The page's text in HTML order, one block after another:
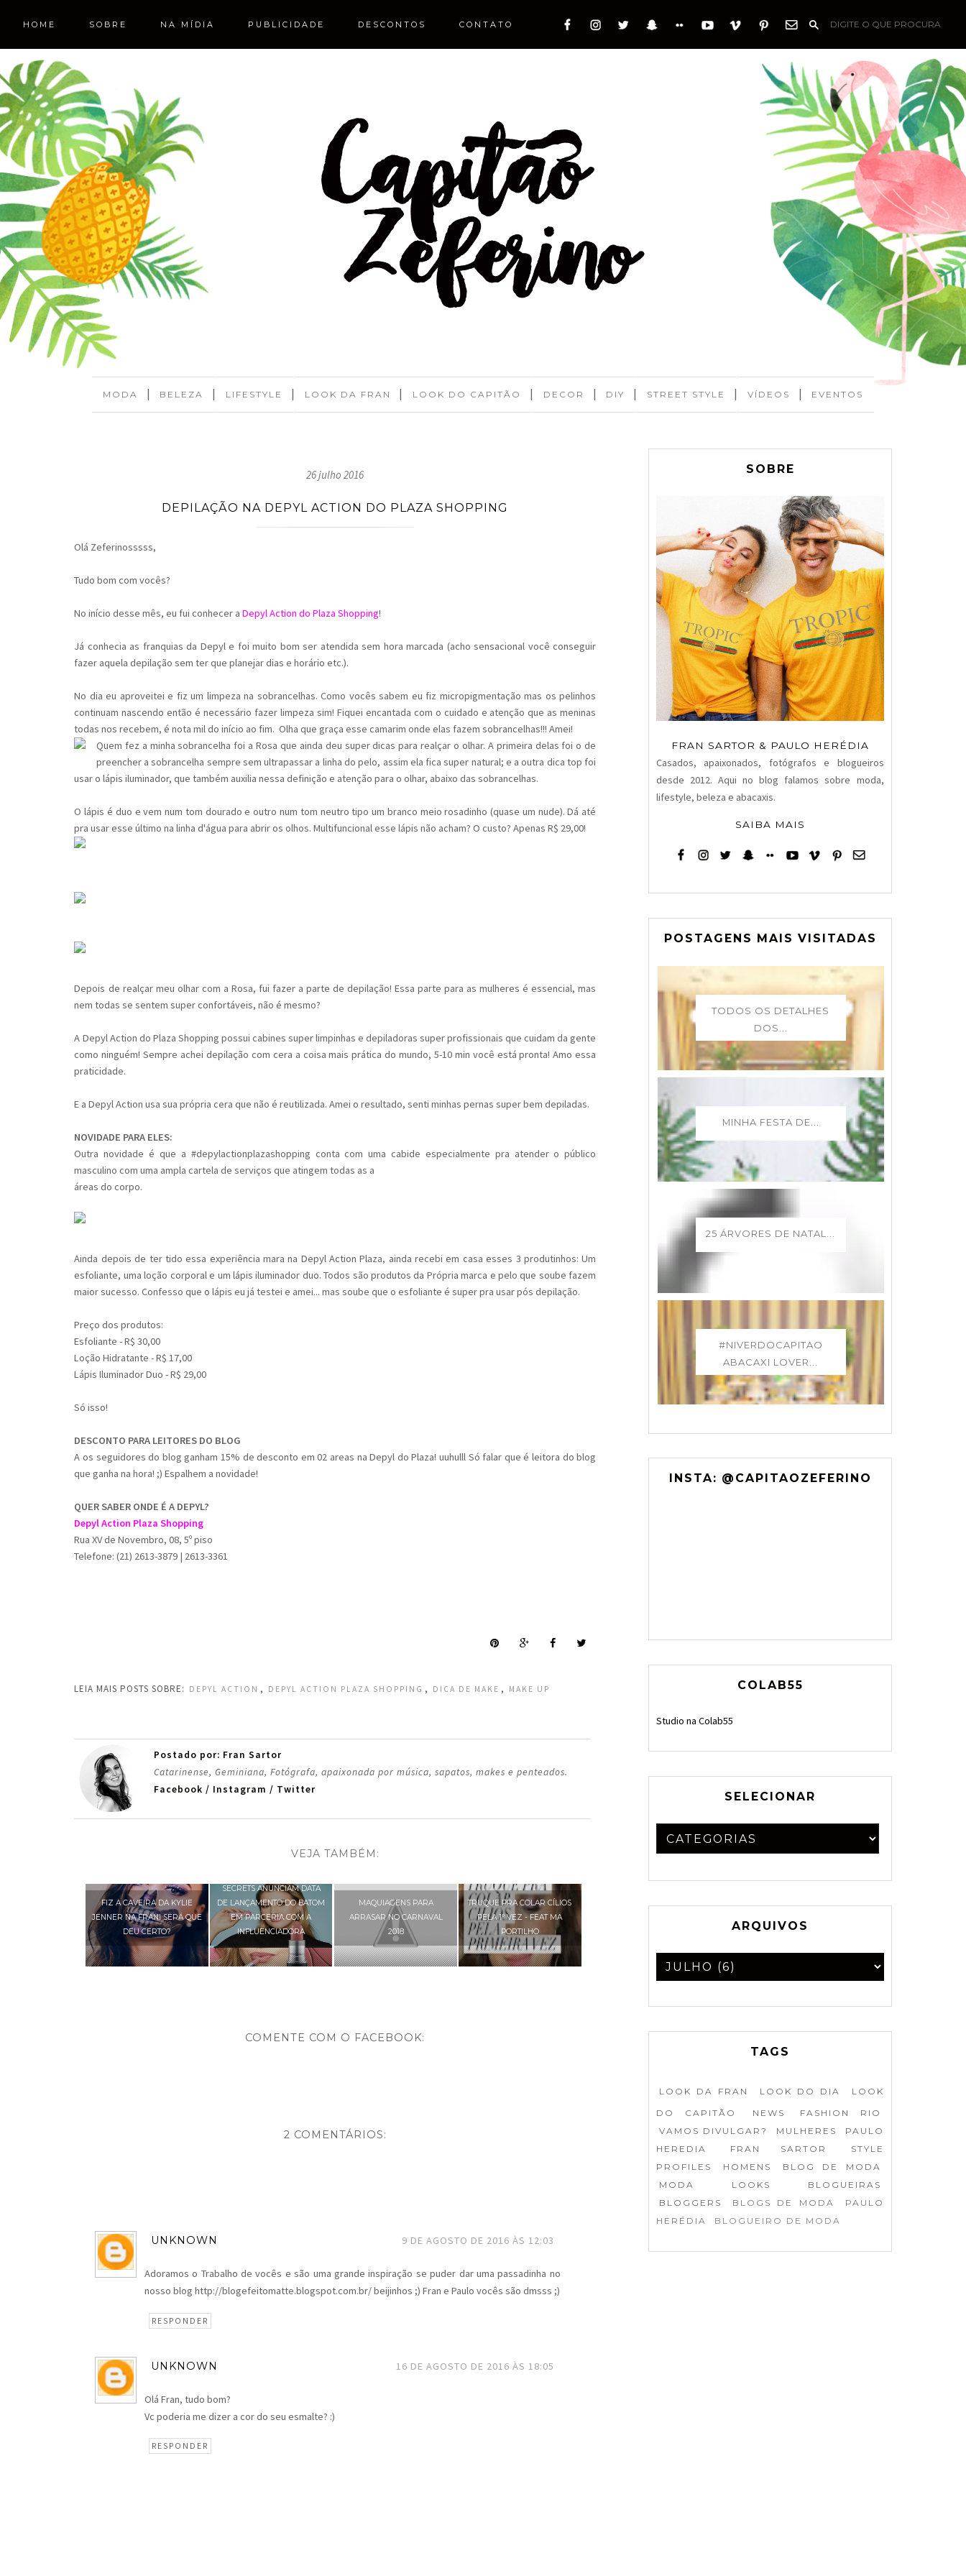
MODA | BELEZA | LIFESTYLE | LOOK DA FRAN | LOOK DO CAPITÃO | DECOR | DIY | STREET STYLE | VÍDEOS | EVENTOS
HOME SOBRE NA MÍDIA PUBLICIDADE DESCONTOS CONTATO
26 julho 2016
DEPILAÇÃO NA DEPYL ACTION DO PLAZA SHOPPING
Olá Zeferinosssss,
Tudo bom com vocês?
No início desse mês, eu fui conhecer aDepyl Action do Plaza Shopping!
Já conhecia as franquias da Depyl e foi muito bom ser atendida sem hora marcada (acho sensacional você conseguir
fazer aquela depilação sem ter que planejar dias e horário etc.).
No dia eu aproveitei e fiz um limpeza na sobrancelhas. Como vocês sabem eu fiz micropigmentação mas os pelinhos
continuam nascendo então é necessário fazer limpeza sim! Fiquei encantada com o cuidado e atenção que as meninas
todas nos recebem, é nota mil do início ao fim. Olha que graça esse camarim onde elas fazem sobrancelhas!!! Amei!
Quem fez a minha sobrancelha foi a Rosa que ainda deu super dicas para realçar o olhar. A primeira delas foi o de
preencher a sobrancelha sempre sem ultrapassar a linha do pelo, assim ela fica super natural; e a outra dica top foi
usar o lápis iluminador, que também auxilia nessa definição e atenção para o olhar, abaixo das sobrancelhas.
O lápis é duo e vem num tom dourado e outro num tom neutro tipo um branco meio rosadinho (quase um nude). Dá até
pra usar esse último na linha d'água para abrir os olhos. Multifuncional esse lápis não acham? O custo? Apenas R$ 29,00!
Depois de realçar meu olhar com a Rosa, fui fazer a parte de depilação! Essa parte para as mulheres é essencial, mas
nem todas se sentem super confortáveis, não é mesmo?
A Depyl Action do Plaza Shopping possui cabines super limpinhas e depiladoras super profissionais que cuidam da gente
como ninguém! Sempre achei depilação com cera a coisa mais prática do mundo, 5-10 min você está pronta! Amo essa
praticidade.
E a Depyl Action usa sua própria cera que não é reutilizada. Amei o resultado, senti minhas pernas super bem depiladas.
NOVIDADE PARA ELES:
Outra novidade é que a #depylactionplazashopping conta com uma cabide especialmente pra atender o público
masculino com uma ampla cartela de serviços que atingem todas as a
áreas do corpo.
Ainda depois de ter tido essa experiência mara na Depyl Action Plaza, ainda recebi em casa esses 3 produtinhos: Um
esfoliante, uma loção corporal e um lápis iluminador duo. Todos são produtos da Própria marca e pelo que soube fazem
maior sucesso. Confesso que o lápis eu já testei e amei... mas soube que o esfoliante é super pra usar pós depilação.
Preço dos produtos:
Esfoliante - R$ 30,00
Loção Hidratante - R$ 17,00
Lápis Iluminador Duo - R$ 29,00
Só isso!
DESCONTO PARA LEITORES DO BLOG
A os seguidores do blog ganham 15% de desconto em 02 areas na Depyl do Plaza! uuhulll Só falar que é leitora do blog
que ganha na hora! ;) Espalhem a novidade!
QUER SABER ONDE É A DEPYL?
Depyl Action Plaza Shopping
Rua XV de Novembro, 08, 5º piso
Telefone: (21) 2613-3879 | 2613-3361
LEIA MAIS POSTS SOBRE: DEPYL ACTION , DEPYL ACTION PLAZA SHOPPING , DICA DE MAKE , MAKE UP
Postado por: Fran Sartor
Catarinense, Geminiana, Fotógrafa, apaixonada por música, sapatos, makes e penteados.
Facebook/ Instagram/ Twitter
VEJA TAMBÉM:
FIZ A CAVEIRA DA KYLIE
JENNER NA FRAN! SERÁ QUE
DEU CERTO?
SECRETS ANUNCIAM DATA
DE LANÇAMENTO DO BATOM
EM PARCERIA COM A
INFLUENCIADORA
MAQUIAGENS PARA
ARRASAR NO CARNAVAL
2018
TRUQUE PRA COLAR CÍLIOS
PELA 1º VEZ - FEAT MA
PORTILHO
COMENTE COM O FACEBOOK:
2 COMENTÁRIOS:
UNKNOWN 9 DE AGOSTO DE 2016 ÀS 12:03
Adoramos o Trabalho de vocês e são uma grande inspiração se puder dar uma passadinha no
nosso blog http://blogefeitomatte.blogspot.com.br/ beijinhos ;) Fran e Paulo vocês são dmsss ;)
RESPONDER
UNKNOWN 16 DE AGOSTO DE 2016 ÀS 18:05
Olá Fran, tudo bom?
Vc poderia me dizer a cor do seu esmalte? :)
RESPONDER
SOBRE
FRAN SARTOR & PAULO HERÉDIA
Casados, apaixonados, fotógrafos e blogueiros
desde 2012. Aqui no blog falamos sobre moda,
lifestyle, beleza e abacaxis.
SAIBA MAIS
POSTAGENS MAIS VISITADAS
TODOS OS DETALHES
DOS...
MINHA FESTA DE...
25 ÁRVORES DE NATAL...
#NIVERDOCAPITAO
ABACAXI LOVER...
INSTA: @CAPITAOZEFERINO
COLAB55
Studio na Colab55
SELECIONAR
ARQUIVOS
TAGS
LOOK DA FRAN LOOK DO DIA
LOOK
DO CAPITÃO
NEWS
FASHION RIO
VAMOS DIVULGAR?
MULHERES
PAULO
HEREDIA
FRAN SARTOR
STYLE
PROFILES
HOMENS
BLOG DE MODA
MODA
LOOKS
BLOGUEIRAS
BLOGGERS
BLOGS DE MODA
PAULO
HERÉDIA
BLOGUEIRO DE MODA